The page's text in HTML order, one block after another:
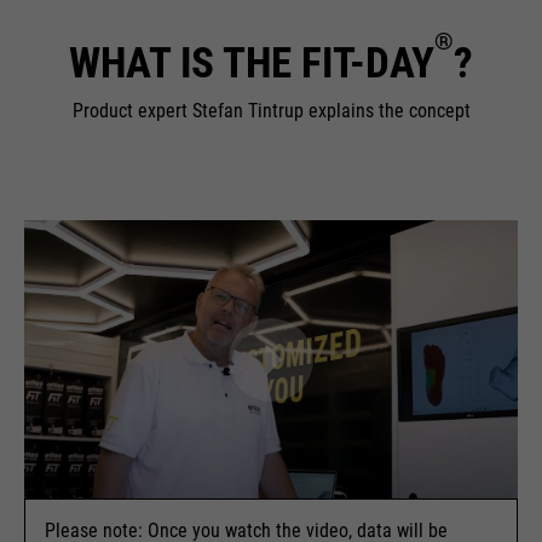
Sitzung offen zu halten. Es
speichert bei einem Benutzer-
Login für einen geschlossenen
Wert") zum entsprechenden
Datenbankeintrag des Nutzers.
Name
PHPSESSID
providers
Ende der Sitzung
running
time
Ende der Sitzung
WHAT IS THE FIT-DAY®?
Product expert Stefan Tintrup explains the concept
Please note: Once you watch the video, data will be